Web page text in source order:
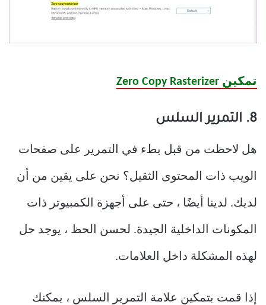
تمكين Zero Copy Rasterizer
8. التمرير السلس
هل لاحظت من قبل بطء في التمرير على صفحات
الويب ذات المحتوى الثقيل؟ نحن على يقين من أن
لديك. لدينا أيضًا ، حتى على أجهزة الكمبيوتر ذات
المكونات الداخلية الجيدة. لحسن الحظ ، يوجد حل
لهذه المشكلة داخل العلامات.
إذا قمت بتمكين علامة التمرير السلس ، يمكنك